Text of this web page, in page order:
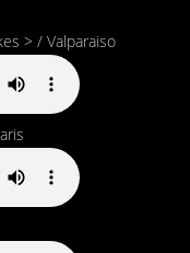
> / Valparaiso